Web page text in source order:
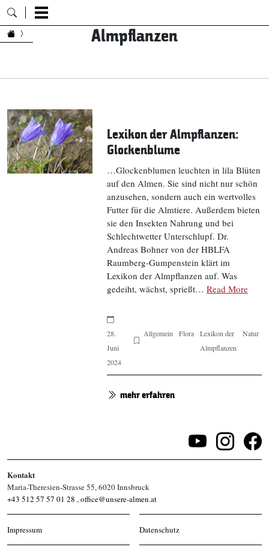
Zum Inhalt springen Almpflanzen
Lexikon der Almpflanzen:
Glockenblume
…Glockenblumen leuchten in lila Blüten
auf den Almen. Sie sind nicht nur schön
anzusehen, sondern auch ein wertvolles
Futter für die Almtiere. Außerdem bieten
sie den Insekten Nahrung und bei
Schlechtwetter Unterschlupf. Dr.
Andreas Bohner von der HBLFA
Raumberg-Gumpenstein klärt im
Lexikon der Almpflanzen auf. Was
gedeiht, wächst, sprießt… Read More
28.
Juni
2024
Allgemein Flora
Lexikon der
Almpflanzen
Natur
mehr erfahren
Kontakt
Maria-Theresien-Strasse 55, 6020 Innsbruck
+43 512 57 57 01 28 ,office@unsere-almen.at
Impressum Datenschutz